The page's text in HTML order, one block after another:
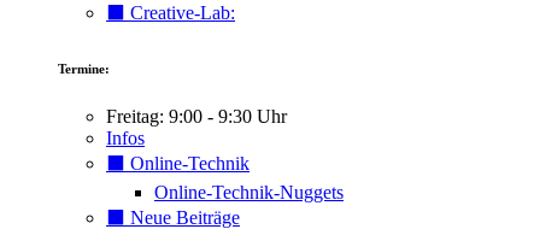
⬛️ Creative-Lab:
Termine:
Freitag: 9:00 - 9:30 Uhr
Infos
⬛️ Online-Technik
Online-Technik-Nuggets
⬛️ Neue Beiträge